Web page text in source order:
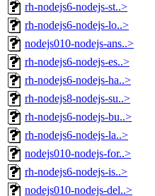
rh-nodejs6-nodejs-st..>
rh-nodejs6-nodejs-lo..>
nodejs010-nodejs-ans..>
rh-nodejs6-nodejs-es..>
rh-nodejs6-nodejs-ha..>
rh-nodejs8-nodejs-su..>
rh-nodejs6-nodejs-bu..>
rh-nodejs6-nodejs-la..>
nodejs010-nodejs-for..>
rh-nodejs6-nodejs-is..>
nodejs010-nodejs-del..>